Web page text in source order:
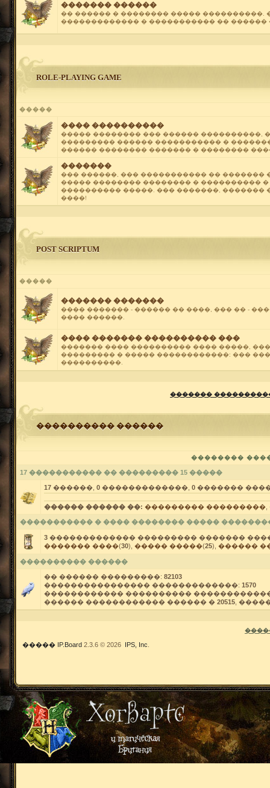
������� ������
�� ������ � �������� ����� ����������.
������������� � ����������� �� ������
ROLE-PLAYING GAME
�����
���� ����������
����� �������� ��� ������ ����������,
��������� ������ ����������� �
������ �������� ������� � ��������
�������
��� ������, ��� ����������� �� �������
����� �������� �������� � ����������
���������� �����. ��� �������, �������
����!
POST SCRIPTUM
�����
������� �������
���� ������� - ������ �� ����, ��� �� -
���� ������.
���� ������� ���������� ���
������� ���� ���������� ���� �����,
��������� � ����� ������������: ���
����������.
�������
���������� ������
��������
17 ����������� �� ��������� 15 �����
17 ������, 0 �������������, 0 �������
������ ������ ��: ��������� ���������
����������� � ���� �������� �����
3 ������������� ��������� �������
������� ����(30), ����� �����(25), ������
���������� ������
�� ������ ���������: 82103
���������������� �������������: 1570
������������ ����������
������ ������������ ������ � 20515 ,
����� IP.Board 2.3.6 © 2026 IPS, Inc